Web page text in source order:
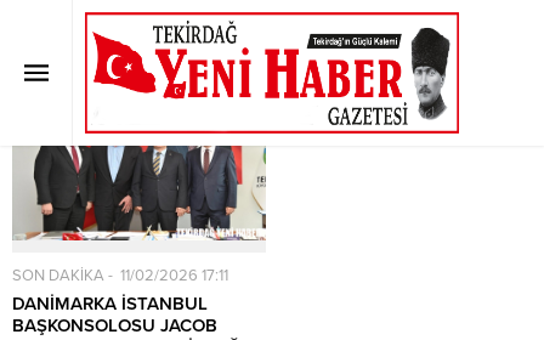
Etiket: Andersen
Anasayfa » Etiket: Andersen
SON DAKİKA 11/02/2026 17:11
DANİMARKA İSTANBUL
BAŞKONSOLOSU JACOB